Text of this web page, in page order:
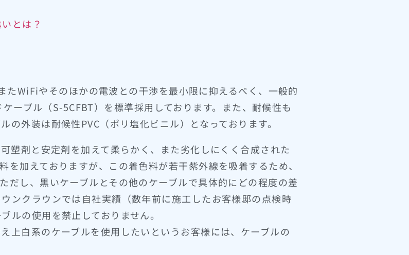
とは？
WiFiやそのほかの電波との干渉を最小限に抑えるべく、一般的
ーブル（S-5CFBT）を標準採用しております。また、耐候性も
外装は耐候性PVC（ポリ塩化ビニル）となっております。
塑剤と安定剤を加えて柔らかく、また劣化しにくく合成された
加えておりますが、この着色料が若干紫外線を吸着するため、
だし、黒いケーブルとその他のケーブルで具体的にどの程度の差
ンクラウンでは自社実績（数年前に施工したお客様邸の点検時
ルの使用を禁止しておりません。
上白系のケーブルを使用したいというお客様には、ケーブルの